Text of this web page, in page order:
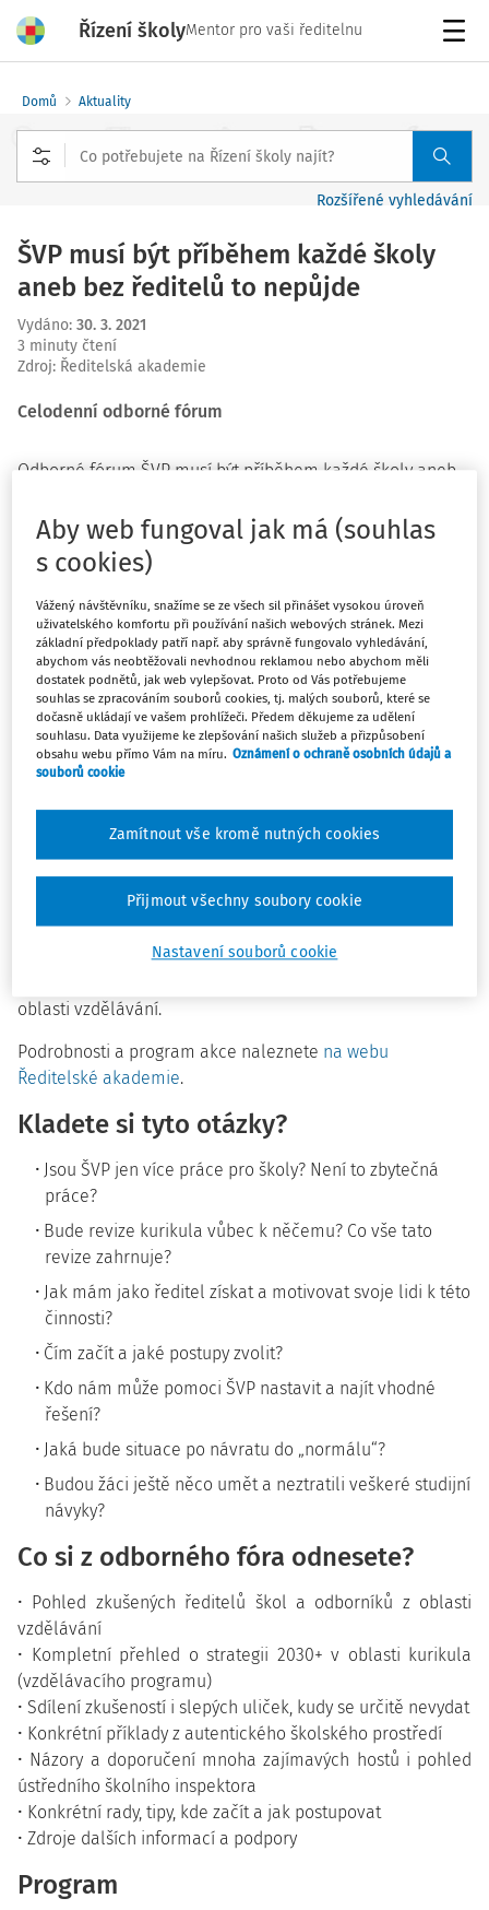
Řízení školyMentor pro vaši ředitelnu
Domů Aktuality
Rozšířené vyhledávání
ŠVP musí být příběhem každé školy
aneb bez ředitelů to nepůjde
Vydáno: 30. 3. 2021
3 minuty čtení
Zdroj: Ředitelská akademie
Celodenní odborné fórum
Odborné fórum ŠVP musí být příběhem každé školy aneb
editele a jejich týmy, jak tento proces zvládnout, aby vedl
n k rozvoji d tí.
příběh každé školy!
KDY: 20.5.2021
ČAS: 9-16
HOD.
KDE: ONLINE PLATFORMA ZOOM
URČENO PRO: ředitele škol, jejich zástupce i členy
Objednávejte zde
Přijďte hledat odpovědi, inspiraci, ale i poslechnout si
autentické zkušenosti a různé úhly pohledu spolu s našimi
oblasti vzdělávání.
Podrobnosti a program akce naleznete na webu
Ředitelské akademie.
Kladete si tyto otázky?
Jsou ŠVP jen více práce pro školy? Není to zbytečná
práce?
Bude revize kurikula vůbec k něčemu? Co vše tato
revize zahrnuje?
Jak mám jako ředitel získat a motivovat svoje lidi k této
činnosti?
Čím začít a jaké postupy zvolit?
Kdo nám může pomoci ŠVP nastavit a najít vhodné
řešení?
Jaká bude situace po návratu do „normálu“?
Budou žáci ještě něco umět a neztratili veškeré studijní
návyky?
Co si z odborného fóra odnesete?
• Pohled zkušených ředitelů škol a odborníků z oblasti
vzdělávání
• Kompletní přehled o strategii 2030+ v oblasti kurikula
(vzdělávacího programu)
• Sdílení zkušeností i slepých uliček, kudy se určitě nevydat
• Konkrétní příklady z autentického školského prostředí
• Názory a doporučení mnoha zajímavých hostů i pohled
ústředního školního inspektora
• Konkrétní rady, tipy, kde začít a jak postupovat
• Zdroje dalších informací a podpory
Program
Aby web fungoval jak má (souhlas
s cookies)
Vážený návštěvníku, snažíme se ze všech sil přinášet vysokou úroveň
uživatelského komfortu při používání našich webových stránek. Mezi
základní předpoklady patří např. aby správně fungovalo vyhledávání,
abychom vás neobtěžovali nevhodnou reklamou nebo abychom měli
dostatek podnětů, jak web vylepšovat. Proto od Vás potřebujeme
souhlas se zpracováním souborů cookies, tj. malých souborů, které se
dočasně ukládají ve vašem prohlížeči. Předem děkujeme za udělení
souhlasu. Data využijeme ke zlepšování našich služeb a přizpůsobení
obsahu webu přímo Vám na míru. Oznámení o ochraně osobních údajů a
souborů cookie
Nastavení souborů cookie
Zamítnout vše kromě nutných cookies
Přijmout všechny soubory cookie